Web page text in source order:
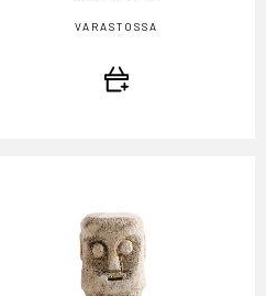
VARASTOSSA